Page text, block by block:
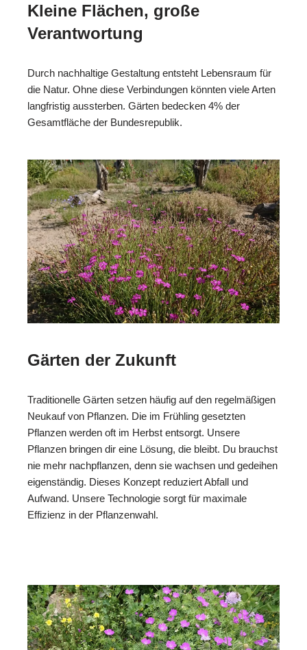
Kleine Flächen, große
Verantwortung
Durch nachhaltige Gestaltung entsteht Lebensraum für
die Natur. Ohne diese Verbindungen könnten viele Arten
langfristig aussterben. Gärten bedecken 4% der
Gesamtfläche der Bundesrepublik.
Gärten der Zukunft
Traditionelle Gärten setzen häufig auf den regelmäßigen
Neukauf von Pflanzen. Die im Frühling gesetzten
Pflanzen werden oft im Herbst entsorgt. Unsere
Pflanzen bringen dir eine Lösung, die bleibt. Du brauchst
nie mehr nachpflanzen, denn sie wachsen und gedeihen
eigenständig. Dieses Konzept reduziert Abfall und
Aufwand. Unsere Technologie sorgt für maximale
Effizienz in der Pflanzenwahl.